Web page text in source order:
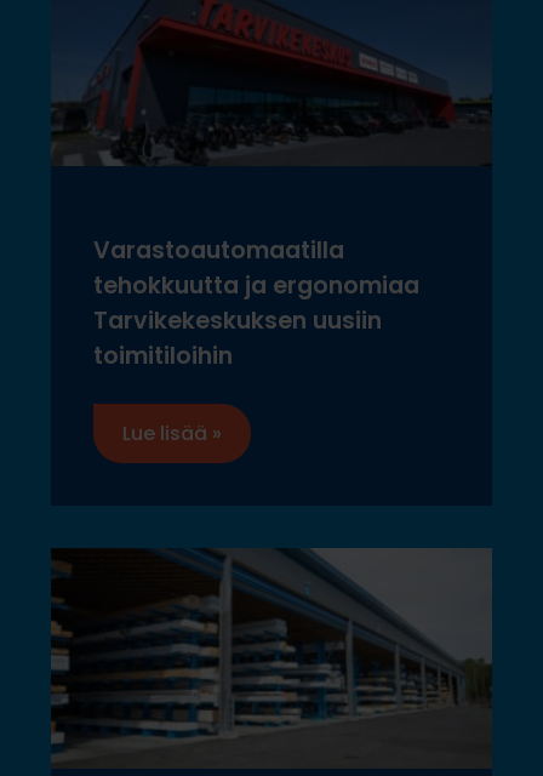
Varastoautomaatilla
tehokkuutta ja ergonomiaa
Tarvikekeskuksen uusiin
toimitiloihin
Lue lisää »